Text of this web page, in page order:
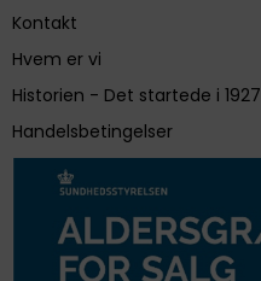
Kontakt
Hvem er vi
Historien - Det startede i 1927
Handelsbetingelser